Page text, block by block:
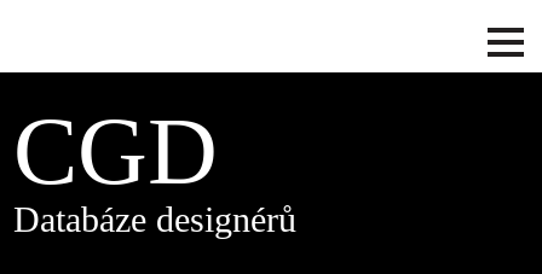
CGD
Databáze designérů